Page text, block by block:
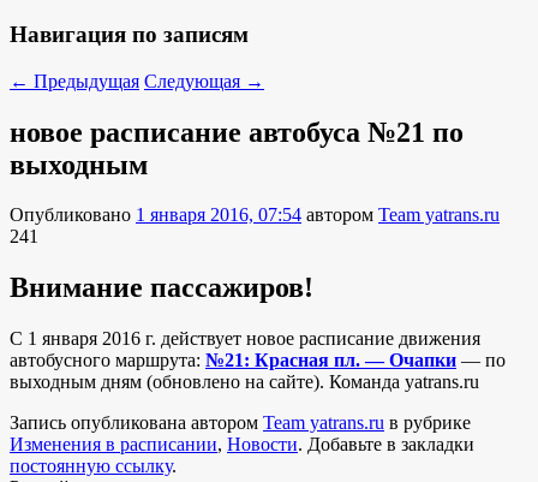
Навигация по записям
← Предыдущая Следующая →
новое расписание автобуса №21 по
выходным
Опубликовано 1 января 2016, 07:54 автором Team yatrans.ru
241
Внимание пассажиров!
C 1 января 2016 г. действует новое расписание движения
автобусного маршрута: №21: Красная пл. — Очапки — по
выходным дням (обновлено на сайте). Команда yatrans.ru
Запись опубликована автором Team yatrans.ru в рубрике
Изменения в расписании, Новости. Добавьте в закладки
постоянную ссылку.